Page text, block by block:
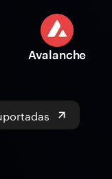
Avalanche